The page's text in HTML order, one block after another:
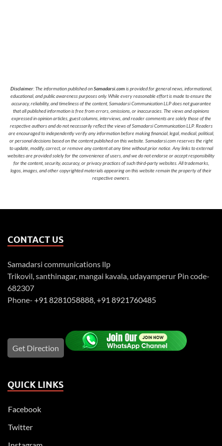
Disclaimer: The information published onSamadarsi.comis provided for general news, informational,
educational, and public awareness purposes only. While every reasonable effort is made to ensure the
accuracy, reliability, and timeliness of the content, Samadarsi Communication LLP does not guarantee
that all published information is free from errors, omissions, or inaccuracies. The views and opinions
expressed in opinion articles, guest columns, interviews, and reader comments are solely those of the
respective authors and do not necessarily reflect the views of Samadarsi Communication LLP. Readers
are encouraged to independently verify any information before making financial, legal, medical, political,
or personal decisions based on the content published on this website. Samadarsi.com reserves the right
to update, modify, correct, or remove any content at any time without prior notice. Any links to external
websites are provided solely for the convenience of users, and we do not endorse or accept responsibility
for the content, security, accuracy, or privacy practices of such third-party websites. All trademarks,
logos, images, and other copyrighted materials appearing on this website remain the property of their
respective owners.
CONTACT US
Samadarsi communications llp
Trikovil, santhinagar, mangai kavala, udayamperur Pin code-
682307
Phone- +91 8281058888,+91 8921760485
Get Direction
QUICK LINKS
Facebook
Twitter